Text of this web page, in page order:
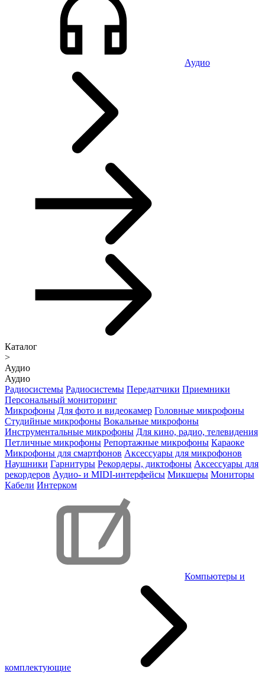
Аудио
Каталог
>
Аудио
Аудио
Радиосистемы Радиосистемы Передатчики Приемники
Персональный мониторинг
Микрофоны Для фото и видеокамер Головные микрофоны
Студийные микрофоны Вокальные микрофоны
Инструментальные микрофоны Для кино, радио, телевидения
Петличные микрофоны Репортажные микрофоны Караоке
Микрофоны для смартфонов Аксессуары для микрофонов
Наушники Гарнитуры Рекордеры, диктофоны Аксессуары для
рекордеров Аудио- и MIDI-интерфейсы Микшеры Мониторы
Кабели Интерком
Компьютеры и
комплектующие